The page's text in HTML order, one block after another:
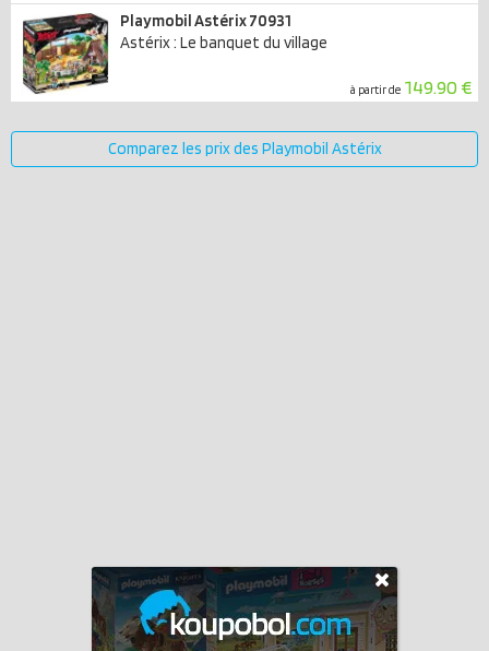
Playmobil Astérix 70931
Astérix : Le banquet du village
à partir de 149.90 €
Comparez les prix des Playmobil Astérix